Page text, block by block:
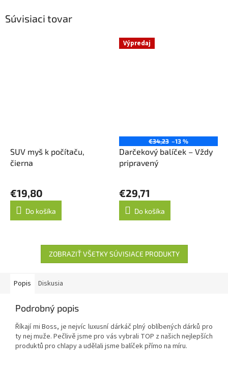
Súvisiaci tovar
SUV myš k počítaču,
čierna
€19,80
Do košíka
Výpredaj
€34,23 –13 %
Darčekový balíček – Vždy
pripravený
€29,71
Do košíka
ZOBRAZIŤ VŠETKY SÚVISIACE PRODUKTY
Popis Diskusia
Podrobný popis
Říkají mi Boss, je nejvíc luxusní dárkáč plný oblíbených dárků pro
ty nej muže. Pečlivě jsme pro vás vybrali TOP z našich nejlepších
produktů pro chlapy a udělali jsme balíček přímo na míru.